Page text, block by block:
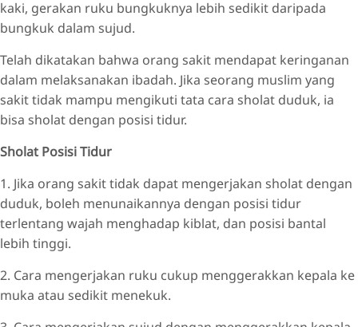
kaki, gerakan ruku bungkuknya lebih sedikit daripada
bungkuk dalam sujud.
Telah dikatakan bahwa orang sakit mendapat keringanan
dalam melaksanakan ibadah. Jika seorang muslim yang
sakit tidak mampu mengikuti tata cara sholat duduk, ia
bisa sholat dengan posisi tidur.
Sholat Posisi Tidur
1. Jika orang sakit tidak dapat mengerjakan sholat dengan
duduk, boleh menunaikannya dengan posisi tidur
terlentang wajah menghadap kiblat, dan posisi bantal
lebih tinggi.
2. Cara mengerjakan ruku cukup menggerakkan kepala ke
muka atau sedikit menekuk.